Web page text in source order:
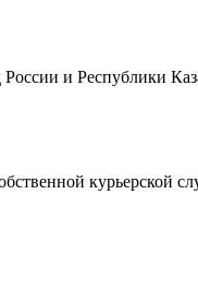
и Республики
курьерской